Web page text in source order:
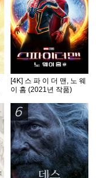
[4K] 스 파 이 더 맨, 노 웨
이 홈 (2021년 작품)
6